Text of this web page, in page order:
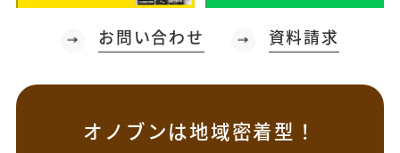
お問い合わせ 資料請求
オノブンは地域密着型！